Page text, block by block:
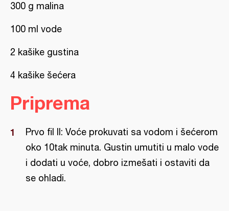
300 g malina
100 ml vode
2 kašike gustina
4 kašike šećera
Priprema
Prvo fil II: Voće prokuvati sa vodom i šećerom
oko 10tak minuta. Gustin umutiti u malo vode
i dodati u voće, dobro izmešati i ostaviti da
se ohladi.